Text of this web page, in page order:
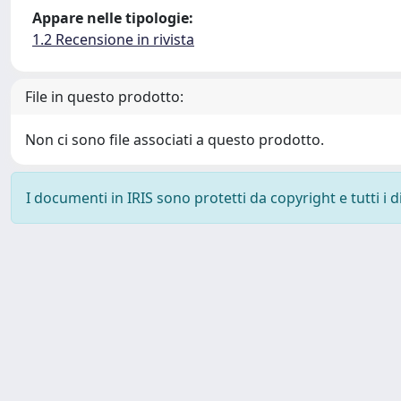
Appare nelle tipologie:
1.2 Recensione in rivista
File in questo prodotto:
Non ci sono file associati a questo prodotto.
I documenti in IRIS sono protetti da copyright e tutti i